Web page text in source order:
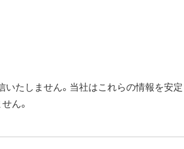
たしません。当社はこれらの情報を安
ん。